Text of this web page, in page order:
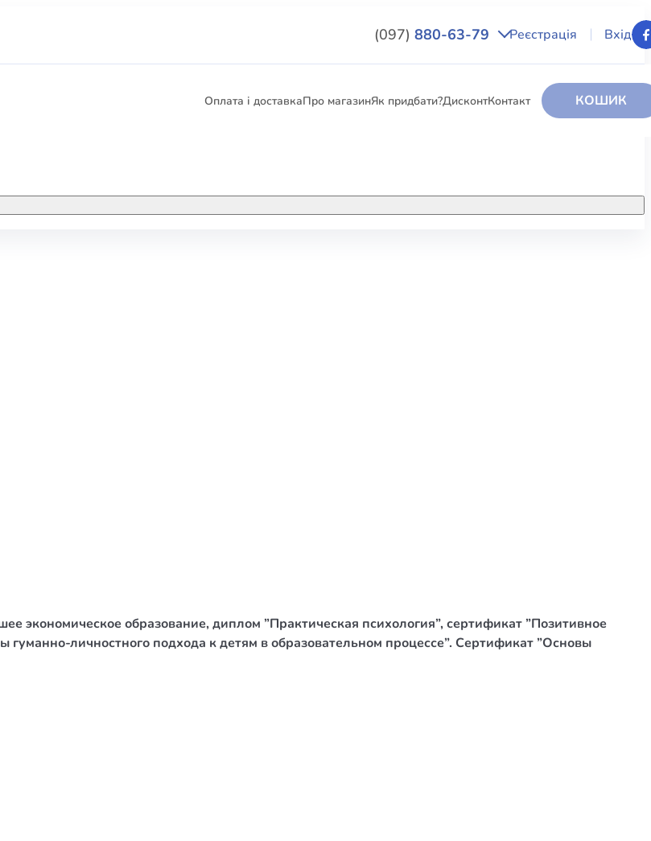
(097) 880-63-79 Реєстрація Вхід
Оплата і доставкаПро магазинЯк придбати?ДисконтКонтакт КОШИК
ЕЛЕКТРОННІ КНИГИ
экономическое образование, диплом ”Практическая психология”, сертификат ”Позитивное
личностного подхода к детям в образовательном процессе”. Сертификат ”Основы